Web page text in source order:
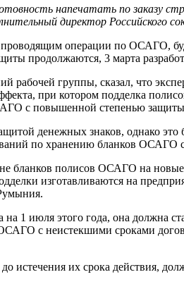
напечатать по заказу
директор Российского
операции по ОСАГО,
продолжаются, 3 марта
рабочей группы, сказал, что
при котором подделка
с повышенной степенью защиты,
денежных знаков, однако
по хранению бланков
бланков полисов ОСАГО на
изготавливаются на
1 июля этого года, она должна
с неистекшими сроками
истечения их срока действия,